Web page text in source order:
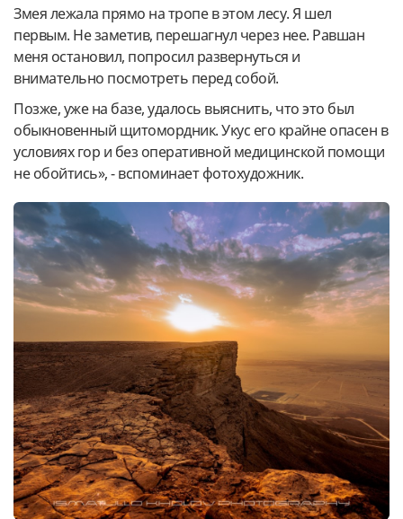
Змея лежала прямо на тропе в этом лесу. Я шел
первым. Не заметив, перешагнул через нее. Равшан
меня остановил, попросил развернуться и
внимательно посмотреть перед собой.
Позже, уже на базе, удалось выяснить, что это был
обыкновенный щитомордник. Укус его крайне опасен в
условиях гор и без оперативной медицинской помощи
не обойтись», - вспоминает фотохудожник.